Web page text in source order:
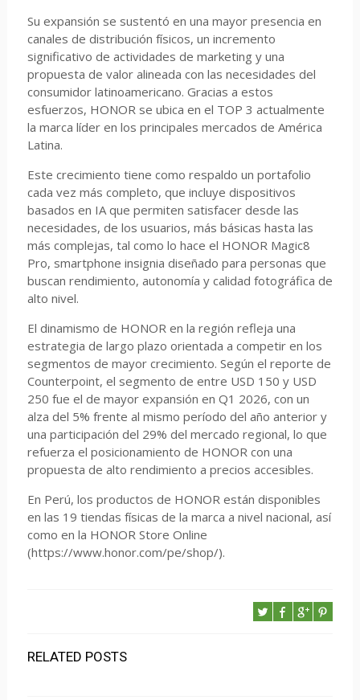
Su expansión se sustentó en una mayor presencia en
canales de distribución físicos, un incremento
significativo de actividades de marketing y una
propuesta de valor alineada con las necesidades del
consumidor latinoamericano. Gracias a estos
esfuerzos, HONOR se ubica en el TOP 3 actualmente
la marca líder en los principales mercados de América
Latina.
Este crecimiento tiene como respaldo un portafolio
cada vez más completo, que incluye dispositivos
basados en IA que permiten satisfacer desde las
necesidades, de los usuarios, más básicas hasta las
más complejas, tal como lo hace el HONOR Magic8
Pro, smartphone insignia diseñado para personas que
buscan rendimiento, autonomía y calidad fotográfica de
alto nivel.
El dinamismo de HONOR en la región refleja una
estrategia de largo plazo orientada a competir en los
segmentos de mayor crecimiento. Según el reporte de
Counterpoint, el segmento de entre USD 150 y USD
250 fue el de mayor expansión en Q1 2026, con un
alza del 5% frente al mismo período del año anterior y
una participación del 29% del mercado regional, lo que
refuerza el posicionamiento de HONOR con una
propuesta de alto rendimiento a precios accesibles.
En Perú, los productos de HONOR están disponibles
en las 19 tiendas físicas de la marca a nivel nacional, así
como en la HONOR Store Online
(https://www.honor.com/pe/shop/).
RELATED POSTS